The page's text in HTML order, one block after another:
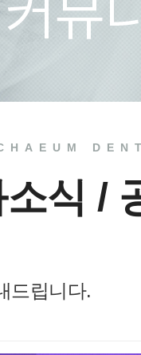
치료 전
식 /
드립니다.